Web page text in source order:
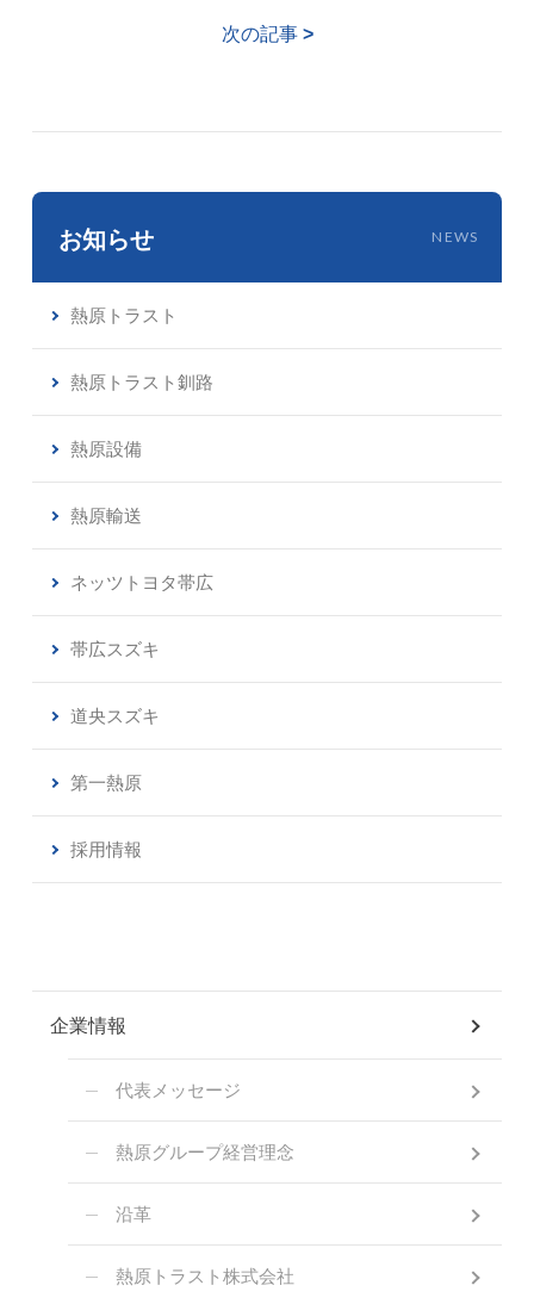
次の記事>
お知らせ NEWS
熱原トラスト
熱原トラスト釧路
熱原設備
熱原輸送
ネッツトヨタ帯広
帯広スズキ
道央スズキ
第一熱原
採用情報
企業情報
代表メッセージ
熱原グループ経営理念
沿革
熱原トラスト株式会社